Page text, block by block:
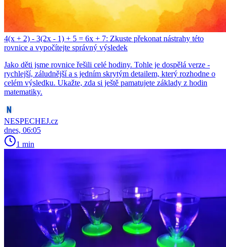
4(x + 2) - 3(2x - 1) + 5 = 6x + 7: Zkuste překonat nástrahy této
rovnice a vypočítejte správný výsledek
Jako děti jsme rovnice řešili celé hodiny. Tohle je dospělá verze -
rychlejší, záludnější a s jedním skrytým detailem, který rozhodne o
celém výsledku. Ukažte, zda si ještě pamatujete základy z hodin
matematiky.
NESPECHEJ.cz
dnes, 06:05
1 min